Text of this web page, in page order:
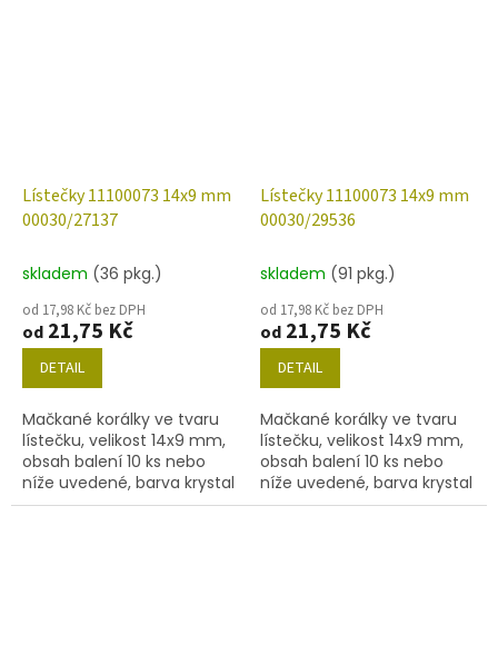
Lístečky 11100073 14x9 mm
00030/27137
skladem (36 pkg.)
od 17,98 Kč bez DPH
od 21,75 Kč
DETAIL
Mačkané korálky ve tvaru
lístečku, velikost 14x9 mm,
obsah balení 10 ks nebo
níže uvedené, barva krystal
s dekorem 27137.
Lístečky 11100073 14x9 mm
00030/29536
skladem (91 pkg.)
od 17,98 Kč bez DPH
od 21,75 Kč
DETAIL
Mačkané korálky ve tvaru
lístečku, velikost 14x9 mm,
obsah balení 10 ks nebo
níže uvedené, barva krystal
s dekorem 29536.